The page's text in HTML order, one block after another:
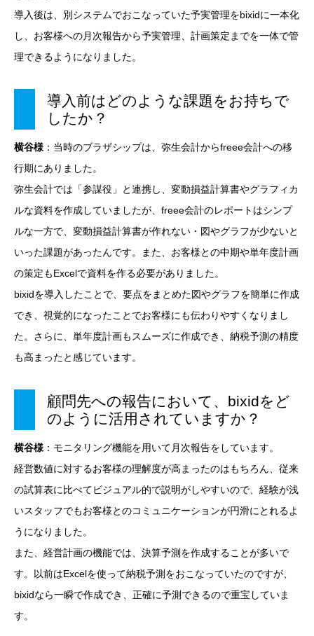
導入後は、別システムでおこなっていた予実管理をbixidに一本化
し、お客様への月次報告から予実管理、計画策定までを一体で管
理できるようになりました。
導入前はどのような課題をお持ちで
したか？
横谷様 ：当時のブラザシップは、弥生会計からfreee会計への移
行期にありました。
弥生会計では「参謀役」と連携し、変動損益計算書やグラフィカ
ルな資料を作成していましたが、freee会計のレポートはシンプ
ルな一方で、変動損益計算書が作れない・図やグラフが少ないと
いった課題があったんです。また、お客様との中期や単年度計画
の策定もExcelで資料を作る必要がありました。
bixidを導入したことで、要点をまとめた図やグラフを簡単に作成
でき、視覚的になったことでお客様にも伝わりやすくなりまし
た。さらに、単年度計画もスムーズに作成でき、納税予測の精度
も高まったと感じています。
顧問先への報告において、bixidをど
のように活用されていますか？
横谷様 ：モニタリング機能を用いて月次報告をしています。
経営数値に対するお客様の理解度が高まったのはもちろん、従来
の試算表に比べてビジュアル的で説明がしやすいので、経験が浅
いスタッフでもお客様とのコミュニケーションが円滑にとれるよ
うになりました。
また、経営計画の機能では、決算予測を作成することが多いで
す。以前はExcelを使って納税予測をおこなっていたのですが、
bixidなら一瞬で作成でき、正確に予測できるので重宝していま
す。